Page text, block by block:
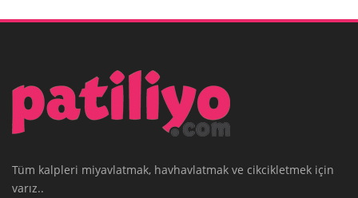
Tüm kalpleri miyavlatmak, havhavlatmak ve cikcikletmek için
varız..